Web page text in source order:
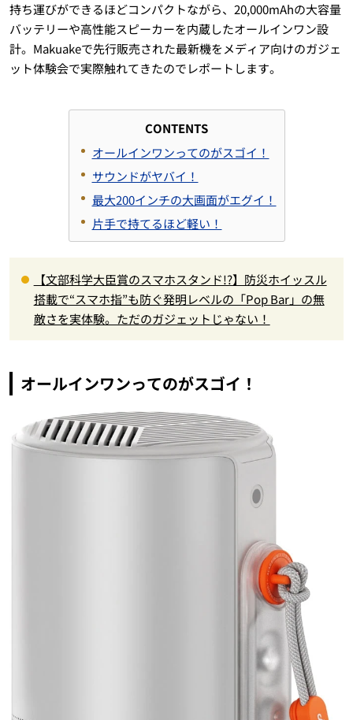
持ち運びができるほどコンパクトながら、20,000mAhの大容量
バッテリーや高性能スピーカーを内蔵したオールインワン設
計。Makuakeで先行販売された最新機をメディア向けのガジェ
ット体験会で実際触れてきたのでレポートします。
CONTENTS
オールインワンってのがスゴイ！
サウンドがヤバイ！
最大200インチの大画面がエグイ！
片手で持てるほど軽い！
【文部科学大臣賞のスマホスタンド!?】防災ホイッスル
搭載で“スマホ指”も防ぐ発明レベルの「Pop Bar」の無
敵さを実体験。ただのガジェットじゃない！
オールインワンってのがスゴイ！